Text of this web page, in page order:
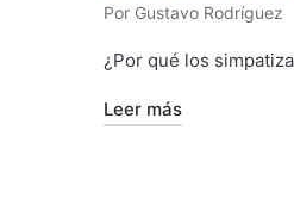
Publicado
por
Por Gustavo Rodríguez
¿Por qué los
Leer más